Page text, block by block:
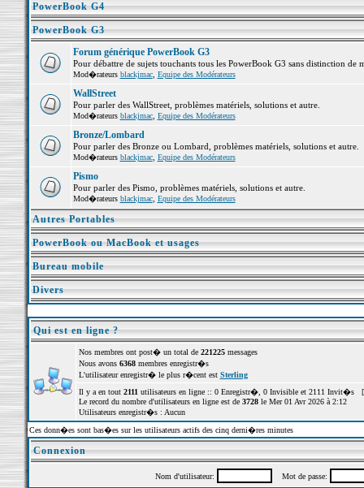
PowerBook G4
PowerBook G3
Forum générique PowerBook G3
Pour débattre de sujets touchants tous les PowerBook G3 sans distinction de
Mod�rateurs blackjmac, Equipe des Modérateurs
WallStreet
Pour parler des WallStreet, problèmes matériels, solutions et autre.
Mod�rateurs blackjmac, Equipe des Modérateurs
Bronze/Lombard
Pour parler des Bronze ou Lombard, problèmes matériels, solutions et autre.
Mod�rateurs blackjmac, Equipe des Modérateurs
Pismo
Pour parler des Pismo, problèmes matériels, solutions et autre.
Mod�rateurs blackjmac, Equipe des Modérateurs
Autres Portables
PowerBook ou MacBook et usages
Bureau mobile
Divers
Qui est en ligne ?
Nos membres ont post� un total de 221225messages
Nous avons 6368membres enregistr�s
L'utilisateur enregistr� le plus r�cent est Sterling
Il y a en tout 2111 utilisateurs en ligne :: 0 Enregistr�, 0 Invisible et 2111 Invit�s
Le record du nombre d'utilisateurs en ligne est de 3728le Mer 01 Avr 2026 à 2:12
Utilisateurs enregistr�s : Aucun
Ces donn�es sont bas�es sur les utilisateurs actifs des cinq derni�res minutes
Connexion
Nom d'utilisateur: Mot de passe: